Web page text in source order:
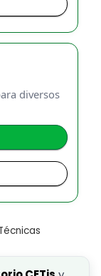
diversos